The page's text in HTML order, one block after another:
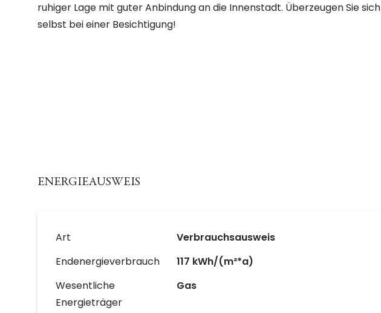
ruhiger Lage mit guter Anbindung an die Innenstadt. Überzeugen Sie sich
selbst bei einer Besichtigung!
ENERGIEAUSWEIS
Art
Verbrauchsausweis
Endenergieverbrauch
117 kWh/(m²*a)
Wesentliche
Energieträger
Gas